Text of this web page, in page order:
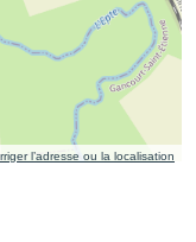
l’adresse ou la localisation